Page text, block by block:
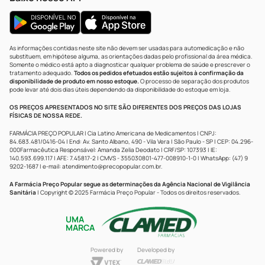
As informações contidas neste site não devem ser usadas para automedicação e não
substituem, em hipótese alguma, as orientações dadas pelo profissional da área médica.
Somente o médico está apto a diagnosticar qualquer problema de saúde e prescrever o
tratamento adequado. Todos os pedidos efetuados estão sujeitos à confirmação da
disponibilidade de produto em nosso estoque.O processo de separação dos produtos
pode levar até dois dias úteis dependendo da disponibilidade do estoque em loja.
OS PREÇOS APRESENTADOS NO SITE SÃO DIFERENTES DOS PREÇOS DAS LOJAS
FÍSICAS DE NOSSA REDE.
FARMÁCIA PREÇO POPULAR | Cia Latino Americana de Medicamentos | CNPJ:
84.683.481/0416-04 | End: Av. Santo Albano, 490 - Vila Vera | São Paulo - SP | CEP: 04.296-
000Farmacêutica Responsável: Amanda Zelia Deodato | CRF/SP: 107393 | IE:
140.593.699.117 | AFE: 7.45817-2 | CMVS - 355030801-477-008910-1-0 | WhatsApp: (47) 9
9202-1687 | e-mail: atendimento@precopopular.com.br.
A Farmácia Preço Popular segue as determinações da Agência Nacional de Vigilância
Sanitária | Copyright © 2025 Farmácia Preço Popular - Todos os direitos reservados.
UMA
MARCA
Powered by Developed by